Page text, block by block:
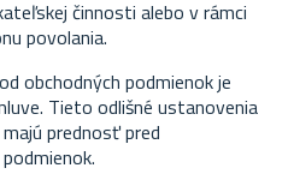
činnosti alebo v rámci
povolania.
obchodných podmienok je
Tieto odlišné ustanovenia
prednosť pred